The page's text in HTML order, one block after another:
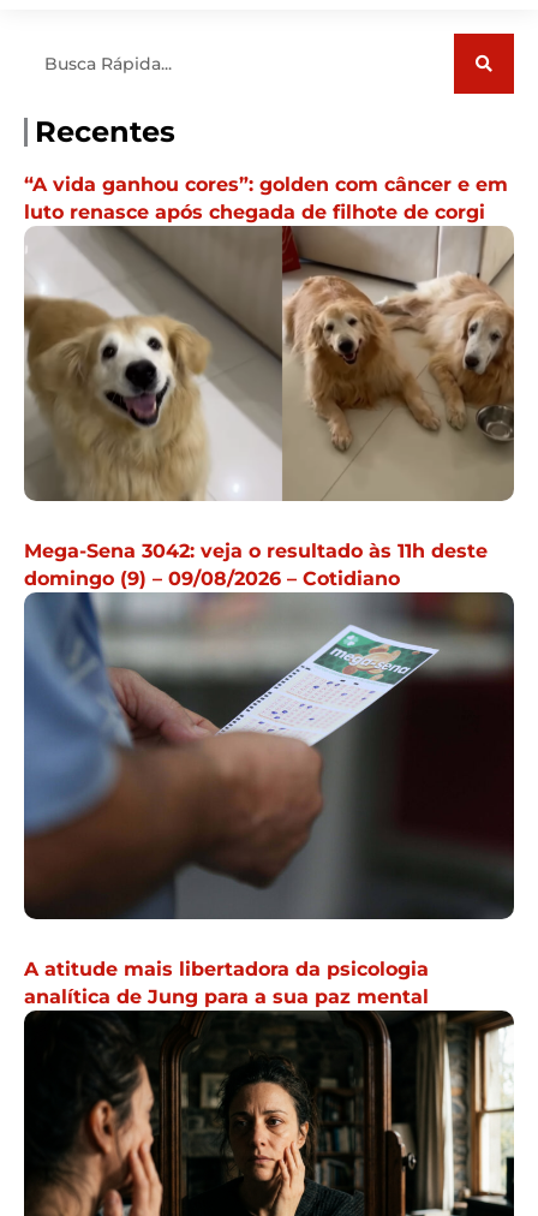
Recentes
“A vida ganhou cores”: golden com câncer e em
luto renasce após chegada de filhote de corgi
Mega-Sena 3042: veja o resultado às 11h deste
domingo (9) – 09/08/2026 – Cotidiano
A atitude mais libertadora da psicologia
analítica de Jung para a sua paz mental